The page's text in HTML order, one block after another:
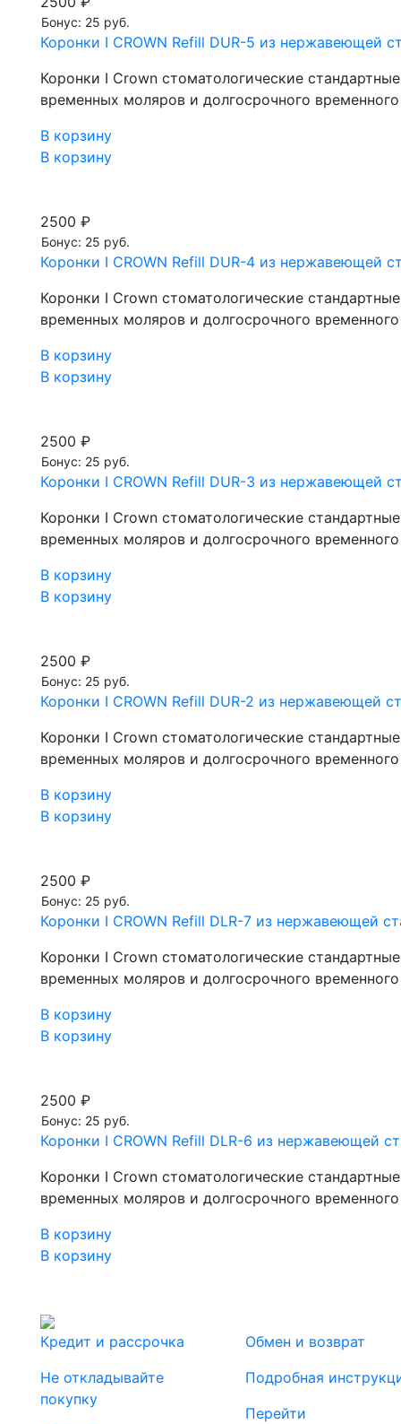
Бонус: 25 руб.
Коронки I CROWN Refill DUR-5 из нержавеющей
Коронки I Crown стоматологические
временных моляров и долгосрочного
В корзину
В корзину
2500 ₽
Бонус: 25 руб.
Коронки I CROWN Refill DUR-4 из нержавеющей
Коронки I Crown стоматологические
временных моляров и долгосрочного
В корзину
В корзину
2500 ₽
Бонус: 25 руб.
Коронки I CROWN Refill DUR-3 из нержавеющей
Коронки I Crown стоматологические
временных моляров и долгосрочного
В корзину
В корзину
2500 ₽
Бонус: 25 руб.
Коронки I CROWN Refill DUR-2 из нержавеющей
Коронки I Crown стоматологические
временных моляров и долгосрочного
В корзину
В корзину
2500 ₽
Бонус: 25 руб.
Коронки I CROWN Refill DLR-7 из нержавеющей
Коронки I Crown стоматологические
временных моляров и долгосрочного
В корзину
В корзину
2500 ₽
Бонус: 25 руб.
Коронки I CROWN Refill DLR-6 из нержавеющей
Коронки I Crown стоматологические
временных моляров и долгосрочного
В корзину
В корзину
Кредит и рассрочка
Не откладывайте
покупку
Обмен и возврат
Подробная
Перейти